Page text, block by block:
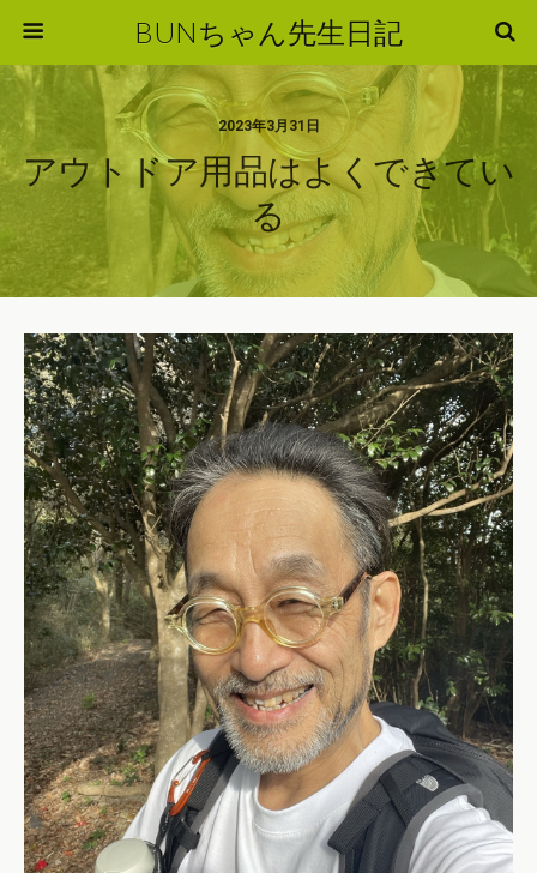
BUNちゃん先生日記
2023年3月31日
アウトドア用品はよくできてい
る